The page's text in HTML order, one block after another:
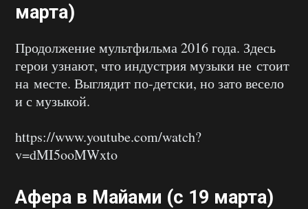
марта)
Продолжение мультфильма 2016 года. Здесь
герои узнают, что индустрия музыки не стоит
на месте. Выглядит по-детски, но зато весело
и с музыкой.
https://www.youtube.com/watch?
v=dMI5ooMWxto
Афера в Майами (с 19 марта)